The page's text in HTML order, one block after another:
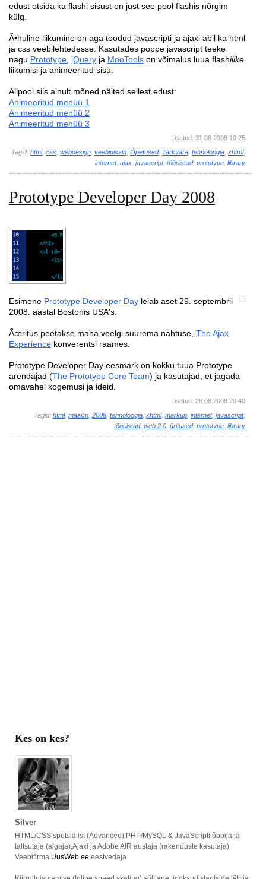
edust otsida ka flashi sisust on just see pool flashis nõrgim
külg.
Ã•huline liikumine on aga toodud javascripti ja ajaxi abil ka html
ja css veebilehtedesse. Kasutades poppe javascript teeke
nagu Prototype, jQuery ja MooTools on võimalus luua flashilike
liikumisi ja animeeritud sisu.
Allpool siis ainult mõned näited sellest edust:
Animeeritud menüü 1
Animeeritud menüü 2
Animeeritud menüü 3
Lisatud: 31.08.2008 10:25
Tagid: html, css webdesign veebidisain Õpetused, Tarkvara tehnoloogia xhtml,
internet, ajax javascript, tööriistad, prototype library
Prototype Developer Day 2008
Esimene Prototype Developer Day leiab aset 29. septembril
2008. aastal Bostonis USA's.
Ãœritus peetakse maha veelgi suurema nähtuse, The Ajax
Experience konverentsi raames.
Prototype Developer Day eesmärk on kokku tuua Prototype
arendajad (The Prototype Core Team) ja kasutajad, et jagada
omavahel kogemusi ja ideid.
Lisatud: 28.08.2008 20:40
Tagid: html, maailm 2008 tehnoloogia xhtml, markup internet, javascript,
tööriistad, web 2.0 üritused, prototype library
Kes on kes?
Silver
HTML/CSS spetsialist (Advanced),PHP/MySQL & JavaScripti õppija ja
taltsutaja (algaja),Ajaxi ja Adobe AIR austaja (rakenduste kasutaja)
Veebifirma UusWeb.ee eestvedaja